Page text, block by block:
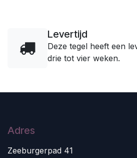
Levertijd
Deze tegel heeft een
drie tot vier weken.
Adres
Zeeburgerpad 41